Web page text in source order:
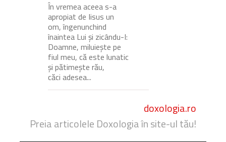
În vremea aceea s-a
apropiat de Iisus un
om, îngenunchind
înaintea Lui și zicându-I:
Doamne, miluiește pe
fiul meu, că este lunatic
și pătimește rău,
căci adesea...
doxologia.ro
Preia articolele Doxologia în site-ul tău!